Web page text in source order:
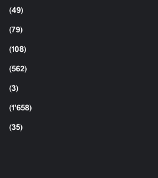
(49)
(79)
(108)
(562)
(3)
(1٬658)
(35)